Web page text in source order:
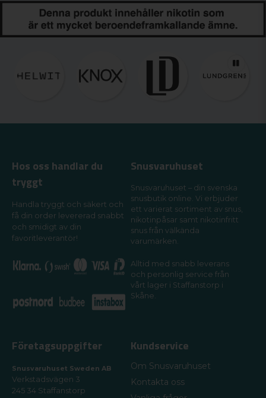
Hos oss handlar du
tryggt
Handla tryggt och säkert och
få din order levererad snabbt
och smidigt av din
favoritleverantör!
Snusvaruhuset
Snusvaruhuset – din svenska
snusbutik online. Vi erbjuder
ett varierat sortiment av snus,
nikotinpåsar samt nikotinfritt
snus från välkända
varumärken.
Alltid med snabb leverans
och personlig service från
vårt lager i Staffanstorp i
Skåne.
Företagsuppgifter
Snusvaruhuset Sweden AB
Verkstadsvägen 3
245 34 Staffanstorp
Kundservice
Om Snusvaruhuset
Kontakta oss